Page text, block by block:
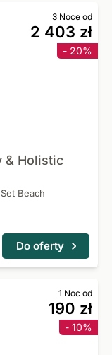
3 Noce od
2 403 zł
- 20%
& Holistic
Beach
Do oferty
1 Noc od
190 zł
- 10%